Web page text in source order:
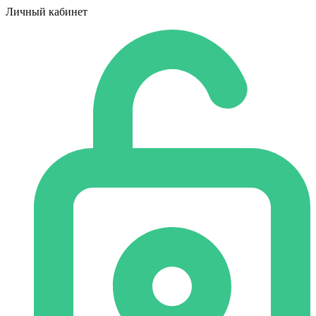
Личный кабинет